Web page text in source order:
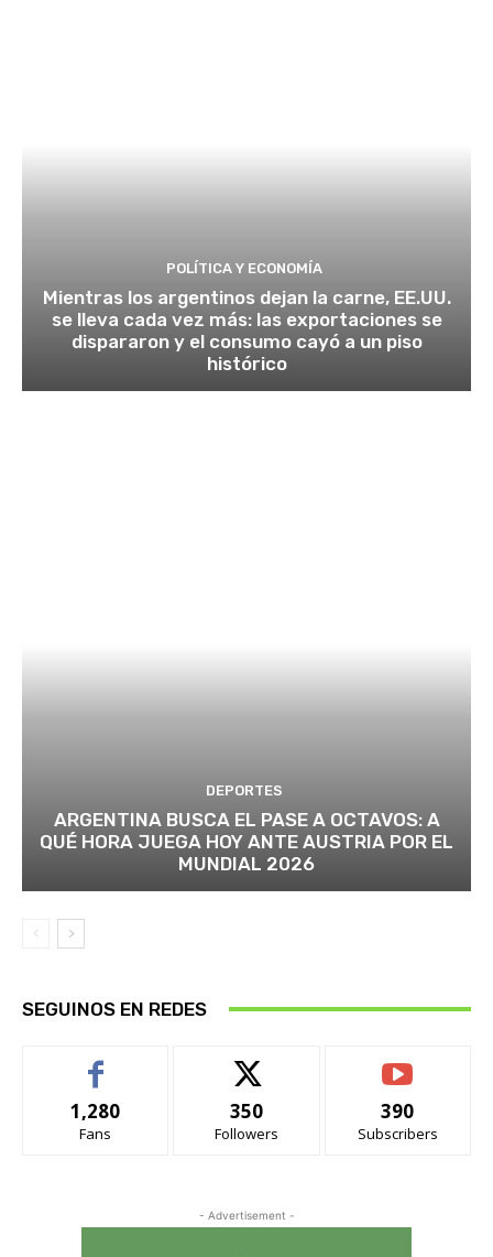
POLÍTICA Y ECONOMÍA
Mientras los argentinos dejan la carne, EE.UU.
se lleva cada vez más: las exportaciones se
dispararon y el consumo cayó a un piso
histórico
DEPORTES
ARGENTINA BUSCA EL PASE A OCTAVOS: A
QUÉ HORA JUEGA HOY ANTE AUSTRIA POR EL
MUNDIAL 2026
SEGUINOS EN REDES
1,280
Fans
350
Followers
390
Subscribers
- Advertisement -